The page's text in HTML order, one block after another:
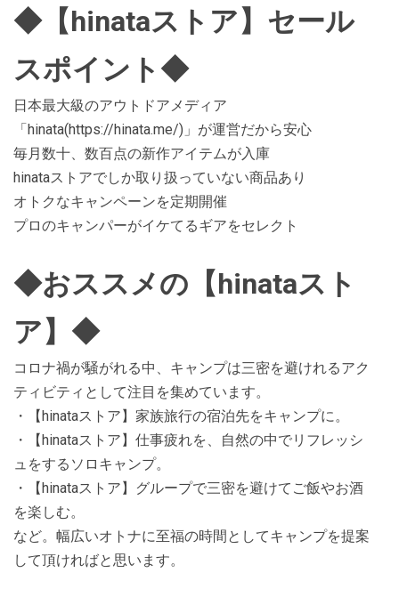
◆【hinataストア】セール
スポイント◆
日本最大級のアウトドアメディア
「hinata(https://hinata.me/)」が運営だから安心
毎月数十、数百点の新作アイテムが入庫
hinataストアでしか取り扱っていない商品あり
オトクなキャンペーンを定期開催
プロのキャンパーがイケてるギアをセレクト
◆おススメの【hinataスト
ア】◆
コロナ禍が騒がれる中、キャンプは三密を避けれるアク
ティビティとして注目を集めています。
・【hinataストア】家族旅行の宿泊先をキャンプに。
・【hinataストア】仕事疲れを、自然の中でリフレッシ
ュをするソロキャンプ。
・【hinataストア】グループで三密を避けてご飯やお酒
を楽しむ。
など。幅広いオトナに至福の時間としてキャンプを提案
して頂ければと思います。